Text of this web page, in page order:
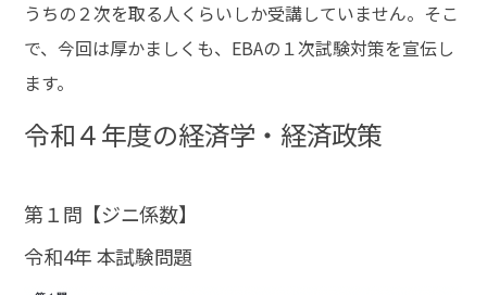
うちの２次を取る人くらいしか受講していません。そこ
で、今回は厚かましくも、EBAの１次試験対策を宣伝し
ます。
令和４年度の経済学・経済政策
第１問【ジニ係数】
令和4年 本試験問題